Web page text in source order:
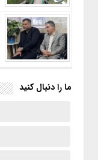
ما را دنبال کنید